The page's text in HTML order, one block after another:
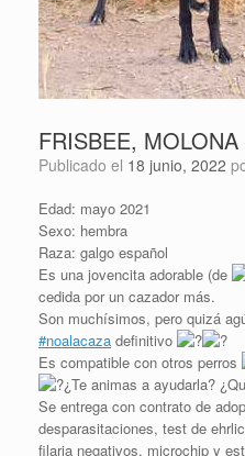
FRISBEE,
Publicado el 18 junio, 2022
Edad: mayo 2021
Sexo: hembra
Raza: galgo español
Es una jovencita adorable (de
cedida por un cazador más.
Son muchísimos, pero quizá
#noalacaza definitivo
Es compatible con otros perros
¿Te animas a ayudarla?
Se entrega con contrato de
desparasitaciones, test de
filaria negativos, microchip y